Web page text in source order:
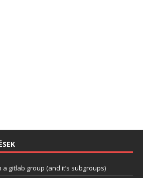
gitlab group (and it’s subgroups)